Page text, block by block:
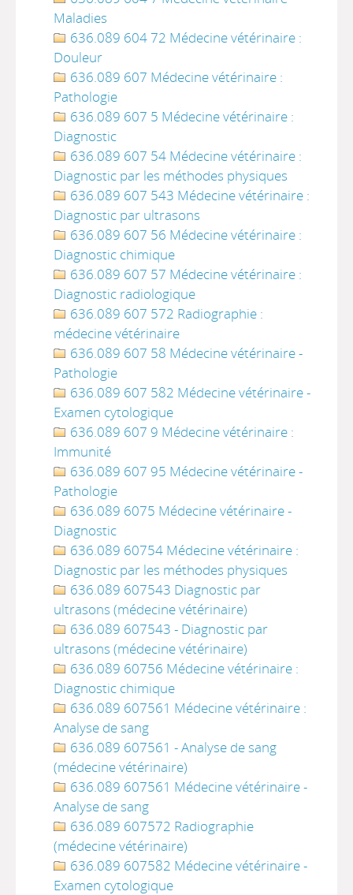
Maladies
636.089 604 72 Médecine vétérinaire :
Douleur
636.089 607 Médecine vétérinaire :
Pathologie
636.089 607 5 Médecine vétérinaire :
Diagnostic
636.089 607 54 Médecine vétérinaire :
Diagnostic par les méthodes physiques
636.089 607 543 Médecine vétérinaire :
Diagnostic par ultrasons
636.089 607 56 Médecine vétérinaire :
Diagnostic chimique
636.089 607 57 Médecine vétérinaire :
Diagnostic radiologique
636.089 607 572 Radiographie :
médecine vétérinaire
636.089 607 58 Médecine vétérinaire -
Pathologie
636.089 607 582 Médecine vétérinaire -
Examen cytologique
636.089 607 9 Médecine vétérinaire :
Immunité
636.089 607 95 Médecine vétérinaire -
Pathologie
636.089 6075 Médecine vétérinaire -
Diagnostic
636.089 60754 Médecine vétérinaire :
Diagnostic par les méthodes physiques
636.089 607543 Diagnostic par
ultrasons (médecine vétérinaire)
636.089 607543 - Diagnostic par
ultrasons (médecine vétérinaire)
636.089 60756 Médecine vétérinaire :
Diagnostic chimique
636.089 607561 Médecine vétérinaire :
Analyse de sang
636.089 607561 - Analyse de sang
(médecine vétérinaire)
636.089 607561 Médecine vétérinaire -
Analyse de sang
636.089 607572 Radiographie
(médecine vétérinaire)
636.089 607582 Médecine vétérinaire -
Examen cytologique